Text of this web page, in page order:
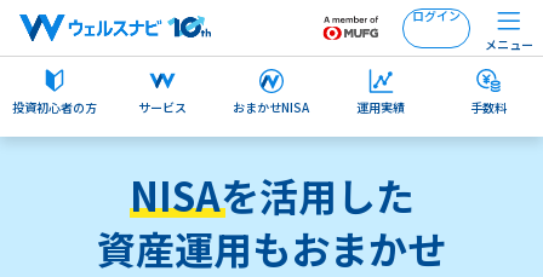
ログイン
メニュー
投資初心者の方 サービス おまかせNISA 運用実績 手数料
NISAを活用した
資産運用もおまかせ